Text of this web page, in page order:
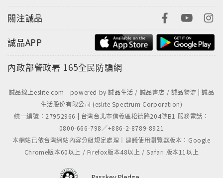
風景！
關注誠品
誠品APP
內政部警政署 165全民防騙網
誠品線上eslite.com - powered by 誠品生活 / 誠品書店 / 誠品物流 | 誠品
生活股份有限公司 (eslite Spectrum Corporation)
統一編號：27952966 | 台灣台北市信義區松德路204號B1 服務電話：
0800-666-798／+886-2-8789-8921
本網站已依台灣網站內容分級規定處理｜建議使用瀏覽器版本：Google
Chrome版本60以上 / Firefox版本48以上 / Safari 版本11以上